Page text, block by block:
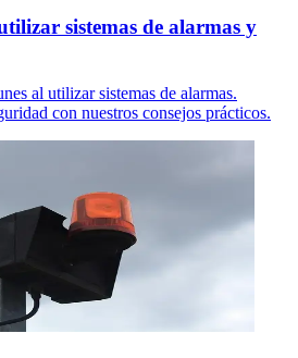
sistemas de alarmas y
al utilizar sistemas de alarmas.
con nuestros consejos prácticos.